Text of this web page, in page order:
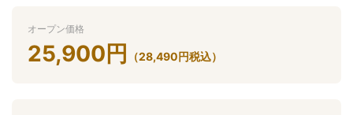
オープン価格
25,900 円 （28,490円税込）